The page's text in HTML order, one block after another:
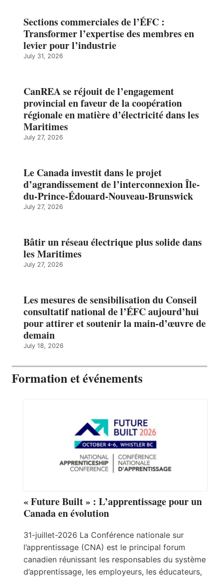
Sections commerciales de l’ÉFC :
Transformer l’expertise des membres en
levier pour l’industrie
July 31, 2026
CanREA se réjouit de l’engagement
provincial en faveur de la coopération
régionale en matière d’électricité dans les
Maritimes
July 27, 2026
Le Canada investit dans le projet
d’agrandissement de l’interconnexion Île-
du-Prince-Édouard-Nouveau-Brunswick
July 27, 2026
Bâtir un réseau électrique plus solide dans
les Maritimes
July 27, 2026
Les mesures de sensibilisation du Conseil
consultatif national de l’ÉFC aujourd’hui
pour attirer et soutenir la main-d’œuvre de
demain
July 18, 2026
Formation et événements
« Future Built » : L’apprentissage pour un
Canada en évolution
31-juillet-2026 La Conférence nationale sur
l’apprentissage (CNA) est le principal forum
canadien réunissant les responsables du système
d’apprentissage, les employeurs, les éducateurs,